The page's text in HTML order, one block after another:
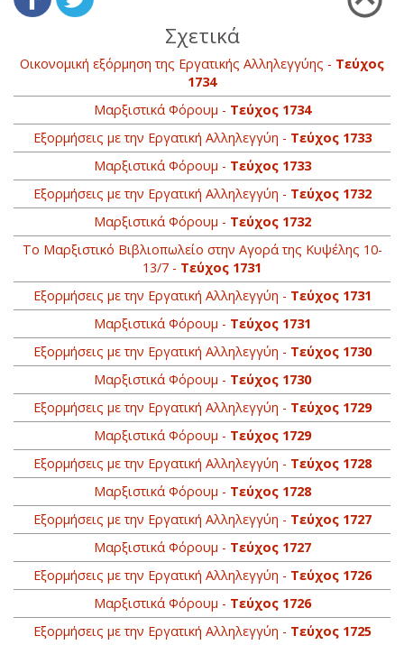
Σχετικά
Οικονομική εξόρμηση της Εργατικής Αλληλεγγύης - Τεύχος
1734
Μαρξιστικά Φόρουμ - Τεύχος 1734
Εξορμήσεις με την Εργατική Αλληλεγγύη - Τεύχος 1733
Μαρξιστικά Φόρουμ - Τεύχος 1733
Εξορμήσεις με την Εργατική Αλληλεγγύη - Τεύχος 1732
Μαρξιστικά Φόρουμ - Τεύχος 1732
Το Μαρξιστικό Βιβλιοπωλείο στην Αγορά της Κυψέλης 10-
13/7 - Τεύχος 1731
Εξορμήσεις με την Εργατική Αλληλεγγύη - Τεύχος 1731
Μαρξιστικά Φόρουμ - Τεύχος 1731
Εξορμήσεις με την Εργατική Αλληλεγγύη - Τεύχος 1730
Μαρξιστικά Φόρουμ - Τεύχος 1730
Εξορμήσεις με την Εργατική Αλληλεγγύη - Τεύχος 1729
Μαρξιστικά Φόρουμ - Τεύχος 1729
Εξορμήσεις με την Εργατική Αλληλεγγύη - Τεύχος 1728
Μαρξιστικά Φόρουμ - Τεύχος 1728
Εξορμήσεις με την Εργατική Αλληλεγγύη - Τεύχος 1727
Μαρξιστικά Φόρουμ - Τεύχος 1727
Εξορμήσεις με την Εργατική Αλληλεγγύη - Τεύχος 1726
Μαρξιστικά Φόρουμ - Τεύχος 1726
Εξορμήσεις με την Εργατική Αλληλεγγύη - Τεύχος 1725